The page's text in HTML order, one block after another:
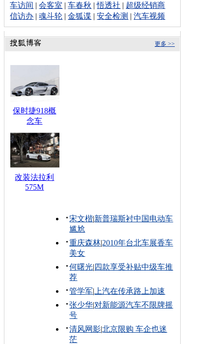
车访间 |会客室 |车春秋 |悟透社 | 超级经销商
信访办 |魂斗轮 |金狐谍 |安全检测 |汽车视频
更多 >>
保时捷918概
念车
改装法拉利
575M
宋文楷|新普瑞斯衬中国电动车
尴尬
重庆森林|2010年台北车展香车
美女
何曙光| 四款享受补贴中级车推
荐
管学军| 上汽在传承路上加速
张少华|对新能源汽车不限牌摇
号
清风网影|北京限购 车企也迷
茫